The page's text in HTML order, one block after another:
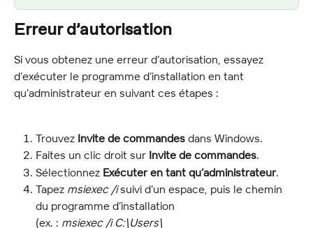
Erreur d’autorisation
Si vous obtenez une erreur d’autorisation, essayez
d’exécuter le programme d’installation en tant
qu’administrateur en suivant ces étapes :
Trouvez Invite de commandes dans Windows.
Faites un clic droit sur Invite de commandes.
Sélectionnez Exécuter en tant qu’administrateur.
Tapez msiexec /i suivi d’un espace, puis le chemin
du programme d’installation
(ex. : msiexec /i C:\Users\